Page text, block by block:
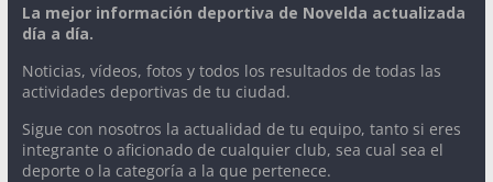
La mejor información deportiva de Novelda actualizada
día a día.
Noticias, vídeos, fotos y todos los resultados de todas las
actividades deportivas de tu ciudad.
Sigue con nosotros la actualidad de tu equipo, tanto si eres
integrante o aficionado de cualquier club, sea cual sea el
deporte o la categoría a la que pertenece.